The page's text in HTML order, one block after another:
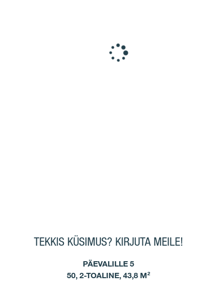
TEKKIS KÜSIMUS? KIRJUTA MEILE!
PÄEVALILLE 5
50, 2-TOALINE, 43,8 M²